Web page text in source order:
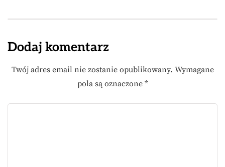
Dodaj komentarz
Twój adres email nie zostanie opublikowany. Wymagane
pola są oznaczone *